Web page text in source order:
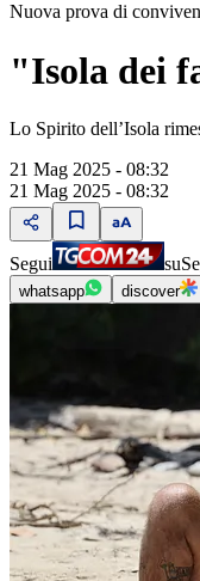
Nuova prova di
"Isola dei
Lo Spirito dell’Isola
21 Mag 2025 - 08:32
21 Mag 2025 - 08:32
Segui su
whatsapp discover